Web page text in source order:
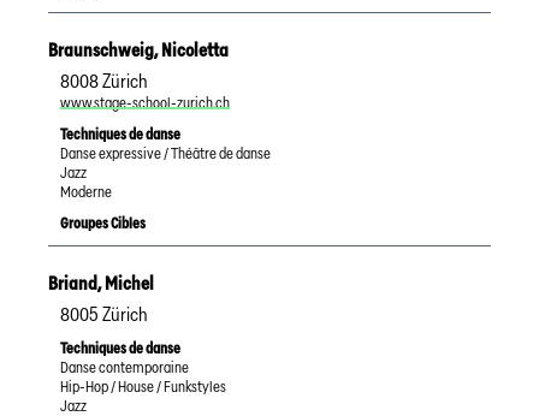
Braunschweig,Nicoletta
8008Zürich
www.stage-school-zurich.ch
Techniques de danse
Danse expressive / Théâtre de danse
Jazz
Moderne
Groupes Cibles
Briand,Michel
8005 Zürich
Techniques de danse
Danse contemporaine
Hip-Hop / House / Funkstyles
Jazz